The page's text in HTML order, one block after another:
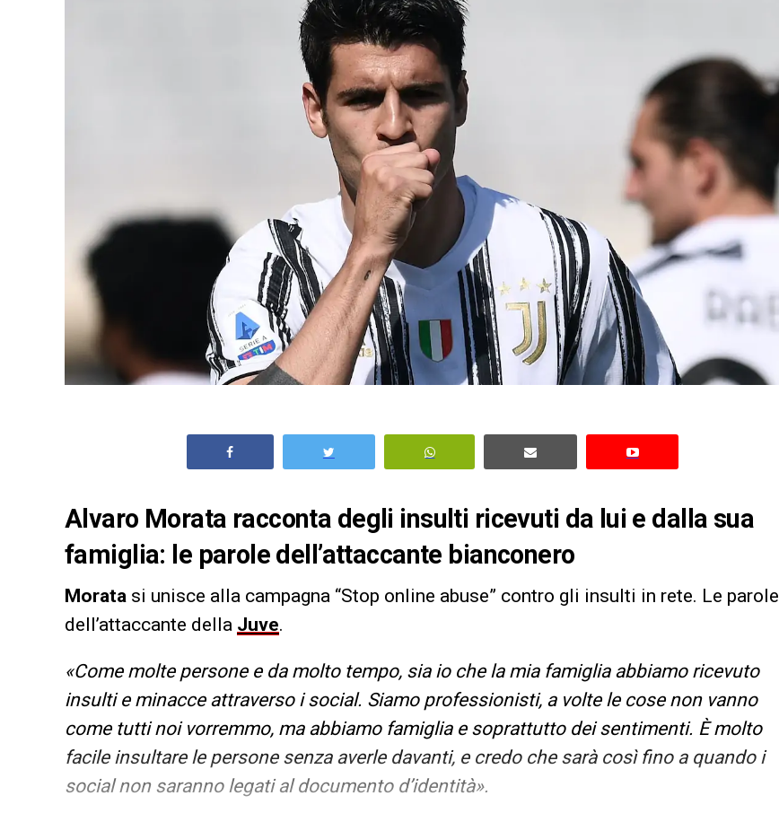
Alvaro Morata racconta degli insulti ricevuti da lui e dalla sua
famiglia: le parole dell’attaccante bianconero
Morata si unisce alla campagna “Stop online abuse” contro gli insulti in rete. Le parole
dell’attaccante della Juve.
«Come molte persone e da molto tempo, sia io che la mia famiglia abbiamo ricevuto
insulti e minacce attraverso i social. Siamo professionisti, a volte le cose non vanno
come tutti noi vorremmo, ma abbiamo famiglia e soprattutto dei sentimenti. È molto
facile insultare le persone senza averle davanti, e credo che sarà così fino a quando i
social non saranno legati al documento d’identità».